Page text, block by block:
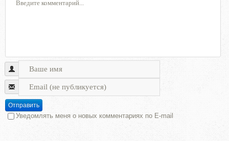
Отправить
Уведомлять меня о новых комментариях по E-mail